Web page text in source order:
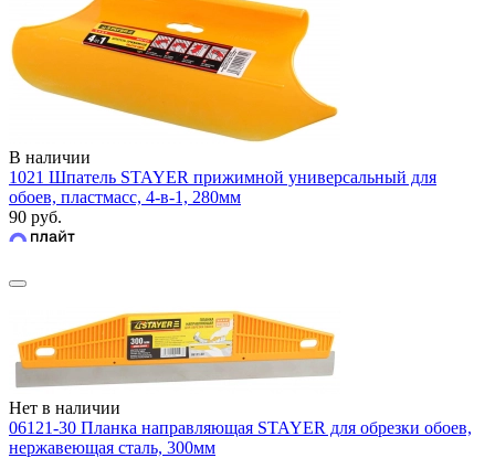
В наличии
1021 Шпатель STAYER прижимной универсальный для
обоев, пластмасс, 4-в-1, 280мм
90 руб.
Нет в наличии
06121-30 Планка направляющая STAYER для обрезки обоев,
нержавеющая сталь, 300мм